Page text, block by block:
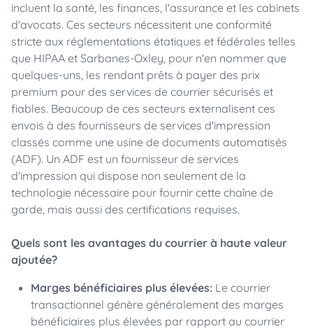
incluent la santé, les finances, l'assurance et les cabinets
d'avocats. Ces secteurs nécessitent une conformité
stricte aux réglementations étatiques et fédérales telles
que HIPAA et Sarbanes-Oxley, pour n'en nommer que
quelques-uns, les rendant prêts à payer des prix
premium pour des services de courrier sécurisés et
fiables. Beaucoup de ces secteurs externalisent ces
envois à des fournisseurs de services d'impression
classés comme une usine de documents automatisés
(ADF). Un ADF est un fournisseur de services
d'impression qui dispose non seulement de la
technologie nécessaire pour fournir cette chaîne de
garde, mais aussi des certifications requises.
Quels sont les avantages du courrier à haute valeur
ajoutée?
Marges bénéficiaires plus élevées: Le courrier
transactionnel génère généralement des marges
bénéficiaires plus élevées par rapport au courrier